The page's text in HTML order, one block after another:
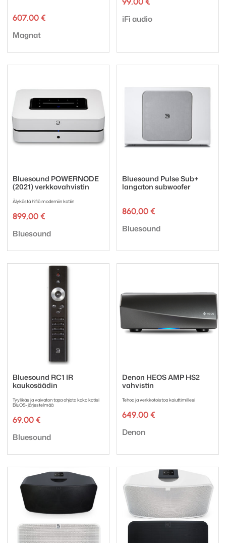
607,00 €
Tuotemerkki:
Magnat
Tuotemerkki:
iFi audio
Bluesound POWERNODE
(2021) verkkovahvistin
Älykästä hifiä moderniin kotiin
899,00 €
Tuotemerkki:
Bluesound
Bluesound Pulse Sub+
langaton subwoofer
860,00 €
Tuotemerkki:
Bluesound
Bluesound RC1 IR
kaukosäädin
Tyylikäs ja vaivaton tapa ohjata koko kotisi
BluOS-järjestelmää
69,00 €
Tuotemerkki:
Bluesound
Denon HEOS AMP HS2
vahvistin
Tehoa ja verkkotoistoa kaiuttimillesi
649,00 €
Tuotemerkki:
Denon